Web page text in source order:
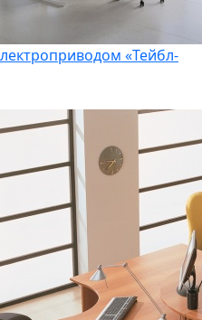
«Тейбл-